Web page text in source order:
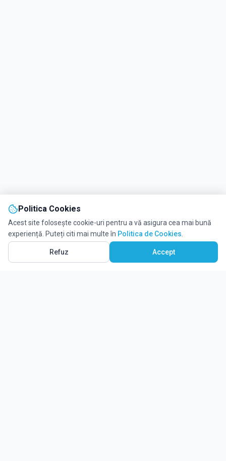
Politica Cookies
Acest site folosește cookie-uri pentru a vă asigura cea mai bună
experiență. Puteți citi mai multe în Politica de Cookies
Refuz Accept